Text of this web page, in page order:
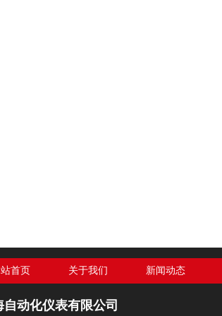
首页 关于我们 新闻动态
自动化仪表有限公司